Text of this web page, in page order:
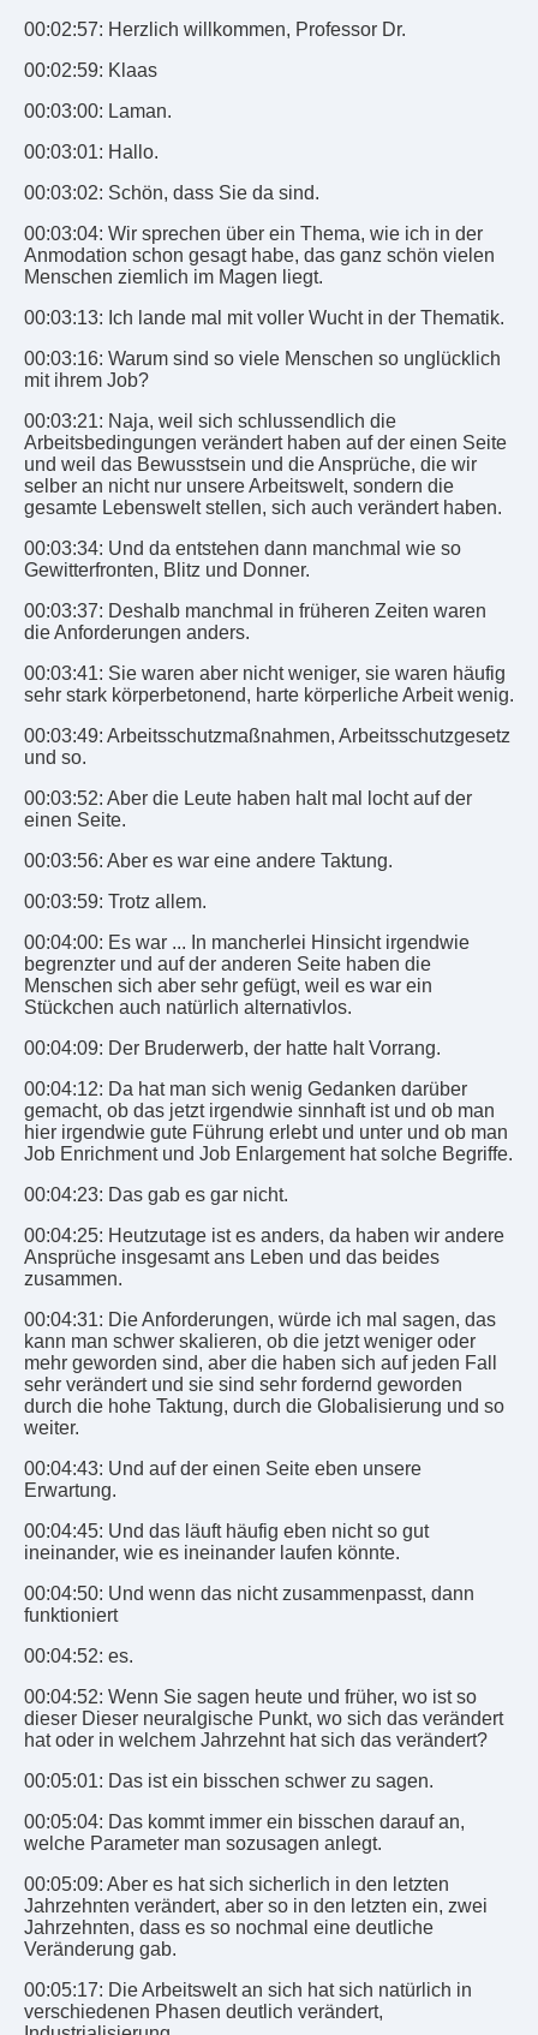
00:02:57: Herzlich willkommen, Professor Dr.
00:02:59: Klaas
00:03:00: Laman.
00:03:01: Hallo.
00:03:02: Schön, dass Sie da sind.
00:03:04: Wir sprechen über ein Thema, wie ich in der
Anmodation schon gesagt habe, das ganz schön vielen
Menschen ziemlich im Magen liegt.
00:03:13: Ich lande mal mit voller Wucht in der Thematik.
00:03:16: Warum sind so viele Menschen so unglücklich
mit ihrem Job?
00:03:21: Naja, weil sich schlussendlich die
Arbeitsbedingungen verändert haben auf der einen Seite
und weil das Bewusstsein und die Ansprüche, die wir
selber an nicht nur unsere Arbeitswelt, sondern die
gesamte Lebenswelt stellen, sich auch verändert haben.
00:03:34: Und da entstehen dann manchmal wie so
Gewitterfronten, Blitz und Donner.
00:03:37: Deshalb manchmal in früheren Zeiten waren
die Anforderungen anders.
00:03:41: Sie waren aber nicht weniger, sie waren häufig
sehr stark körperbetonend, harte körperliche Arbeit wenig.
00:03:49: Arbeitsschutzmaßnahmen, Arbeitsschutzgesetz
und so.
00:03:52: Aber die Leute haben halt mal locht auf der
einen Seite.
00:03:56: Aber es war eine andere Taktung.
00:03:59: Trotz allem.
00:04:00: Es war ... In mancherlei Hinsicht irgendwie
begrenzter und auf der anderen Seite haben die
Menschen sich aber sehr gefügt, weil es war ein
Stückchen auch natürlich alternativlos.
00:04:09: Der Bruderwerb, der hatte halt Vorrang.
00:04:12: Da hat man sich wenig Gedanken darüber
gemacht, ob das jetzt irgendwie sinnhaft ist und ob man
hier irgendwie gute Führung erlebt und unter und ob man
Job Enrichment und Job Enlargement hat solche Begriffe.
00:04:23: Das gab es gar nicht.
00:04:25: Heutzutage ist es anders, da haben wir andere
Ansprüche insgesamt ans Leben und das beides
zusammen.
00:04:31: Die Anforderungen, würde ich mal sagen, das
kann man schwer skalieren, ob die jetzt weniger oder
mehr geworden sind, aber die haben sich auf jeden Fall
sehr verändert und sie sind sehr fordernd geworden
durch die hohe Taktung, durch die Globalisierung und so
weiter.
00:04:43: Und auf der einen Seite eben unsere
Erwartung.
00:04:45: Und das läuft häufig eben nicht so gut
ineinander, wie es ineinander laufen könnte.
00:04:50: Und wenn das nicht zusammenpasst, dann
funktioniert
00:04:52: es.
00:04:52: Wenn Sie sagen heute und früher, wo ist so
dieser Dieser neuralgische Punkt, wo sich das verändert
hat oder in welchem Jahrzehnt hat sich das verändert?
00:05:01: Das ist ein bisschen schwer zu sagen.
00:05:04: Das kommt immer ein bisschen darauf an,
welche Parameter man sozusagen anlegt.
00:05:09: Aber es hat sich sicherlich in den letzten
Jahrzehnten verändert, aber so in den letzten ein, zwei
Jahrzehnten, dass es so nochmal eine deutliche
Veränderung gab.
00:05:17: Die Arbeitswelt an sich hat sich natürlich in
verschiedenen Phasen deutlich verändert,